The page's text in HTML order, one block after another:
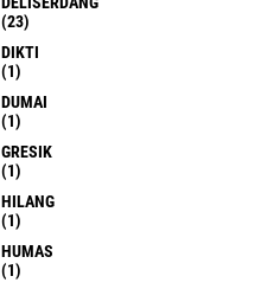
(23)
DIKTI
(1)
DUMAI
(1)
GRESIK
(1)
HILANG
(1)
HUMAS
(1)